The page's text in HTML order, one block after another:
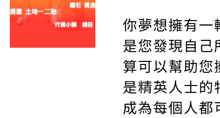
你夢想擁有一
是您發現自
算可以幫助
是精英人士的
成為每個人